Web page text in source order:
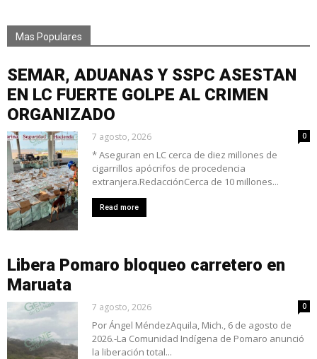
Mas Populares
SEMAR, ADUANAS Y SSPC ASESTAN
EN LC FUERTE GOLPE AL CRIMEN
ORGANIZADO
7 agosto, 2026 0
* Aseguran en LC cerca de diez millones de
cigarrillos apócrifos de procedencia
extranjera.RedacciónCerca de 10 millones...
Read more
Libera Pomaro bloqueo carretero en
Maruata
7 agosto, 2026 0
Por Ángel MéndezAquila, Mich., 6 de agosto de
2026.-La Comunidad Indígena de Pomaro anunció
la liberación total...